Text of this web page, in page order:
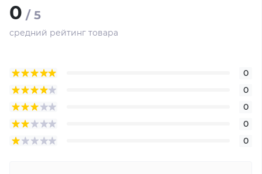
0 / 5
средний рейтинг товара
0
0
0
0
0